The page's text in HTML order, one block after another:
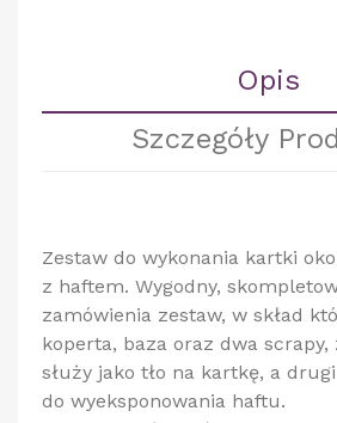
Opis
Szczegóły
Zestaw do wykonania kartki
z haftem. Wygodny,
zamówienia zestaw, w skład
koperta, baza oraz dwa
służy jako tło na kartkę, a
do wyeksponowania haftu.